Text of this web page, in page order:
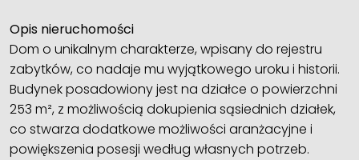
Opis nieruchomości
Dom o unikalnym charakterze, wpisany do rejestru
zabytków, co nadaje mu wyjątkowego uroku i historii.
Budynek posadowiony jest na działce o powierzchni
253 m², z możliwością dokupienia sąsiednich działek,
co stwarza dodatkowe możliwości aranżacyjne i
powiększenia posesji według własnych potrzeb.